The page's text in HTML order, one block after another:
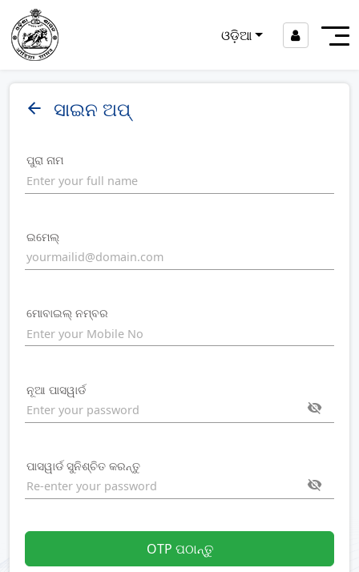
ଓଡ଼ିଆ
ସାଇନ ଅପ୍
ପୁରା ନାମ
ଇମେଲ୍
ମୋବାଇଲ୍ ନମ୍ବର
ନୂଆ ପାସୱାର୍ଡ
ପାସୱାର୍ଡ ସୁନିଶ୍ଚିତ କରନ୍ତୁ
OTP ପଠାନ୍ତୁ